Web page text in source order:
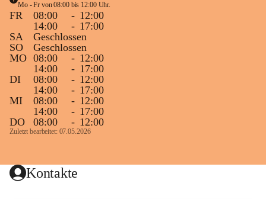
Mo - Fr von 08:00 bis 12:00 Uhr.
FR 08:00 - 12:00
14:00
- 17:00
SA
Geschlossen
SO
Geschlossen
MO 08:00 - 12:00
14:00
- 17:00
DI
08:00 - 12:00
14:00
- 17:00
MI
08:00 - 12:00
14:00
- 17:00
DO
08:00 - 12:00
Zuletzt bearbeitet: 07.05.2026
Kontakte